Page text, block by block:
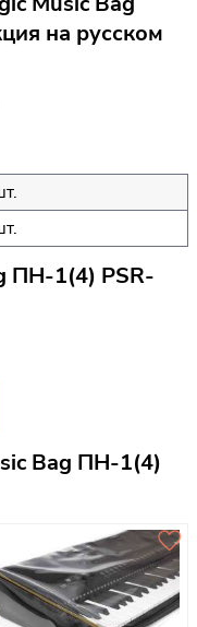
на русском
ПН-1(4) PSR-
Bag ПН-1(4)